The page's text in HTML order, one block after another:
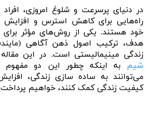
در دنیای پرسرعت و شلوغ امروزی، افراد
راه‌هایی برای کاهش استرس و افزایش
خود هستند. یکی از روش‌های مؤثر برای
هدف، ترکیب اصول ذهن‌ آگاهی
زندگی مینیمالیستی است. در این
شیم به اینکه چطور این دو مفهوم
می‌توانند به ساده‌ سازی زندگی،
کیفیت زندگی کمک کنند، خواهیم